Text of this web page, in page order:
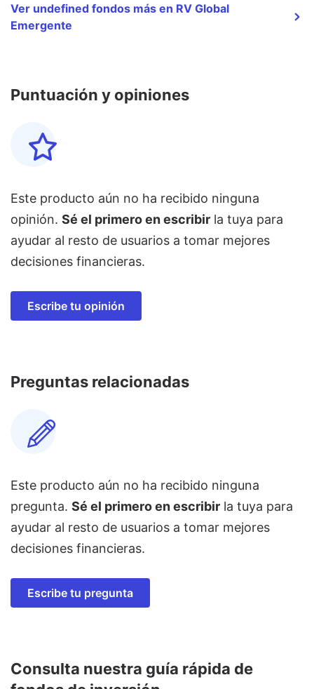
Ver undefined fondos más en RV Global
Emergente
Puntuación y opiniones
Este producto aún no ha recibido ninguna
opinión. Sé el primero en escribir la tuya para
ayudar al resto de usuarios a tomar mejores
decisiones financieras.
Escribe tu opinión
Preguntas relacionadas
Este producto aún no ha recibido ninguna
pregunta. Sé el primero en escribir la tuya para
ayudar al resto de usuarios a tomar mejores
decisiones financieras.
Escribe tu pregunta
Consulta nuestra guía rápida de